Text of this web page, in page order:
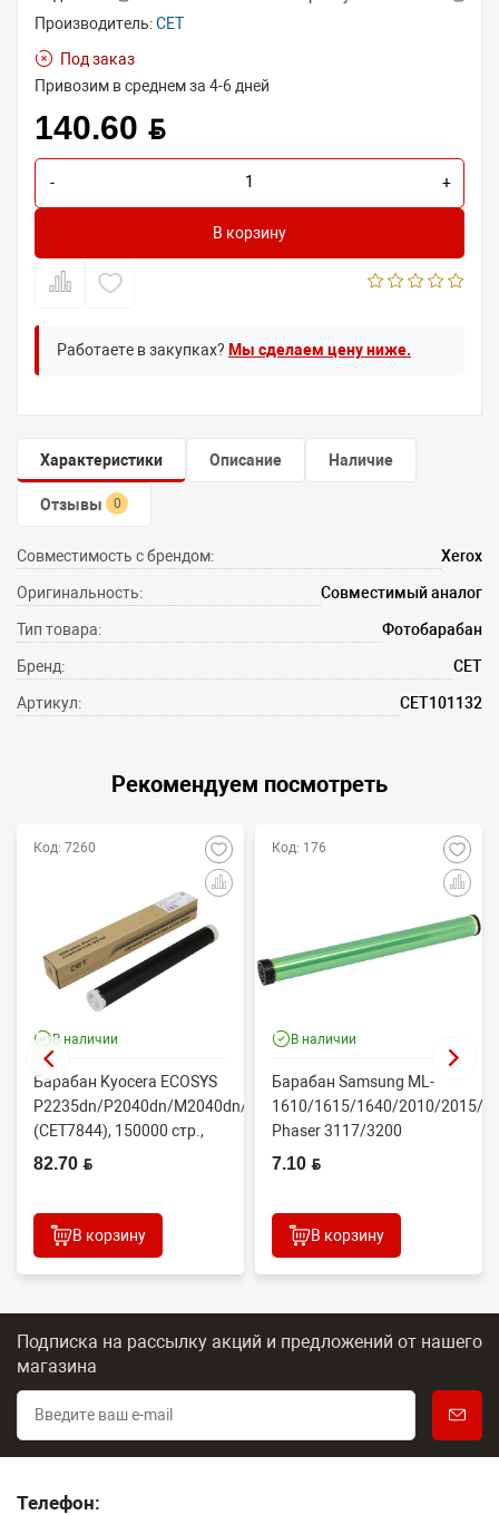
Производитель:CET
Под заказ
Привозим в среднем за 4-6 дней
140.60 BYN
- +
В корзину
Работаете в закупках? Мы сделаем цену ниже.
Характеристики Описание Наличие
Отзывы 0
Совместимость с брендом: Xerox
Оригинальность: Совместимый аналог
Тип товара: Фотобарабан
Бренд: CET
Артикул: CET101132
Рекомендуем посмотреть
Код: 7260
В наличии
Барабан Kyocera ECOSYS
P2235dn/P2040dn/M2040dn/M2540dw
(CET7844), 150000 стр.,
Япония
82.70 BYN
В корзину
Код: 176
В наличии
Барабан Samsung ML-
1610/1615/1640/2010/2015/
Phaser 3117/3200
(CONTENT)
7.10 BYN
В корзину
Подписка на рассылку акций и предложений от нашего
магазина
Телефон: